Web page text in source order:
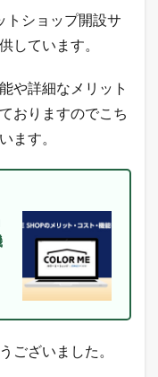
トショップ開設サ
しています。
や詳細なメリット
おりますのでこち
ます。
ございました。